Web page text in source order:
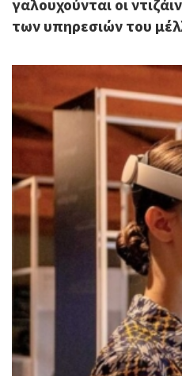
γαλουχούνται οι
των υπηρεσιών του